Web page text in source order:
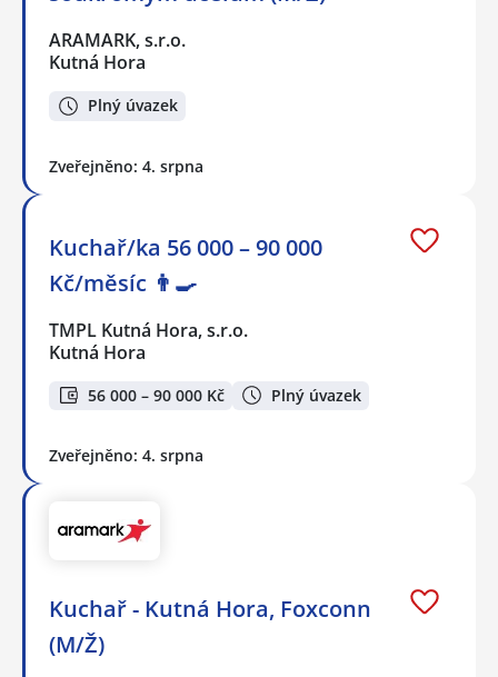
ARAMARK, s.r.o.
Kutná Hora
Plný úvazek
Zveřejněno: 4. srpna
Kuchař/ka 56 000 – 90 000
Kč/měsíc 👨‍🍳
TMPL Kutná Hora, s.r.o.
Kutná Hora
56 000 – 90 000 Kč Plný úvazek
Zveřejněno: 4. srpna
Kuchař - Kutná Hora, Foxconn
(M/Ž)